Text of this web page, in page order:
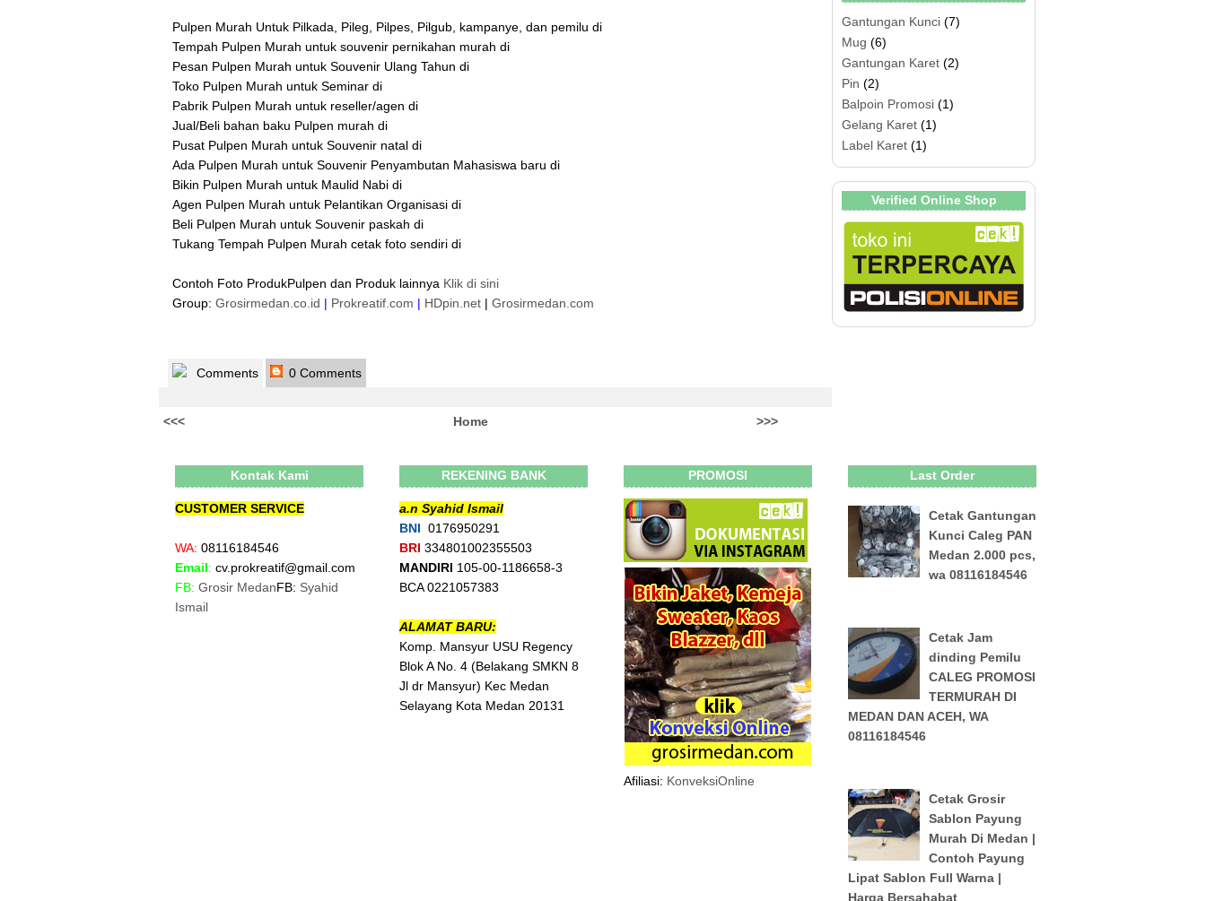
Pulpen Murah Untuk Pilkada, Pileg, Pilpes, Pilgub, kampanye, dan pemilu di
Tempah Pulpen Murah untuk souvenir pernikahan murah di
Pesan Pulpen Murah untuk Souvenir Ulang Tahun di
Toko Pulpen Murah untuk Seminar di
Pabrik Pulpen Murah untuk reseller/agen di
Jual/Beli bahan baku Pulpen murah di
Pusat Pulpen Murah untuk Souvenir natal di
Ada Pulpen Murah untuk Souvenir Penyambutan Mahasiswa baru di
Bikin Pulpen Murah untuk Maulid Nabi di
Agen Pulpen Murah untuk Pelantikan Organisasi di
Beli Pulpen Murah untuk Souvenir paskah di
Tukang Tempah Pulpen Murah cetak foto sendiri di
Contoh Foto ProdukPulpen dan Produk lainnya Klik di sini
Group: Grosirmedan.co.id | Prokreatif.com | HDpin.net | Grosirmedan.com
Comments 0 Comments
<<< >>>
Home
Gantungan Kunci (7)
Mug (6)
Gantungan Karet (2)
Pin (2)
Balpoin Promosi (1)
Gelang Karet (1)
Label Karet (1)
Verified Online Shop
Kontak Kami
CUSTOMER SERVICE
WA: 08116184546
Email: cv.prokreatif@gmail.com
FB: Grosir MedanFB: Syahid
Ismail
REKENING BANK
a.n Syahid Ismail
BNI 0176950291
BRI 334801002355503
MANDIRI 105-00-1186658-3
BCA 0221057383
ALAMAT BARU:
Komp. Mansyur USU Regency
Blok A No. 4 (Belakang SMKN 8
Jl dr Mansyur) Kec Medan
Selayang Kota Medan 20131
PROMOSI
Afiliasi: KonveksiOnline
Last Order
Cetak Gantungan
Kunci Caleg PAN
Medan 2.000 pcs,
wa 08116184546
Cetak Jam
dinding Pemilu
CALEG PROMOSI
TERMURAH DI
MEDAN DAN ACEH, WA
08116184546
Cetak Grosir
Sablon Payung
Murah Di Medan |
Contoh Payung
Lipat Sablon Full Warna |
Harga Bersahabat